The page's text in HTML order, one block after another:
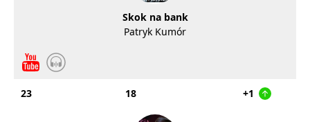
Skok na bank
Patryk Kumór
23 18 +1